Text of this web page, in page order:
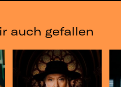
auch gefallen